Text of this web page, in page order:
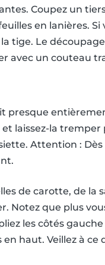
Coupez un
en lanières. Si
la tige. Le
avec un couteau
presque
laissez-la
Attention : Dès
de carotte, de la
Notez que plus
les côtés
haut. Veillez à ce